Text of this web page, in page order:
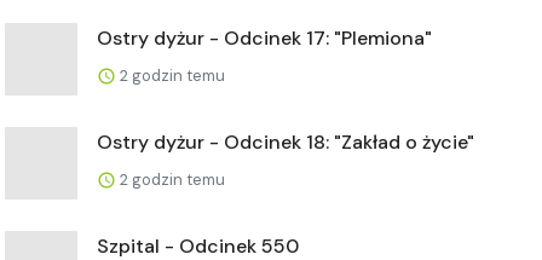
Ostry dyżur - Odcinek 17: "Plemiona"
2 godzin temu
Ostry dyżur - Odcinek 18: "Zakład o życie"
2 godzin temu
Szpital - Odcinek 550